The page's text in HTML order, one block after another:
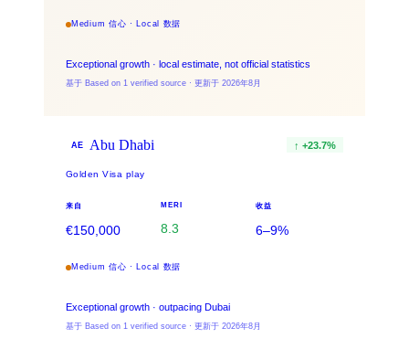
Medium 信心 · Local 数据
Exceptional growth · local estimate, not official statistics
基于 Based on 1 verified source · 更新于 2026年8月
AE Abu Dhabi ↑ +23.7%
Golden Visa play
来自
€150,000
MERI
8.3
收益
6–9%
Medium 信心 · Local 数据
Exceptional growth · outpacing Dubai
基于 Based on 1 verified source · 更新于 2026年8月